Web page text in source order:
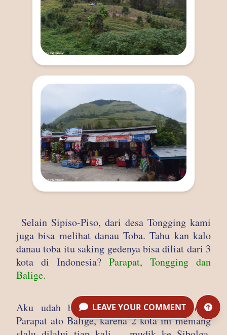
Selain Sipiso-Piso, dari desa Tongging kami
juga bisa melihat danau Toba. Tahu kan kalo
danau toba itu saking gedenya bisa diliat dari 3
kota di Indonesia? Parapat, Tongging dan
Balige.
Aku udah biasa melihat danau Toba dari
Parapat ato Balige, karena 2 kota ini memang
LEAVE YOUR COMMENT